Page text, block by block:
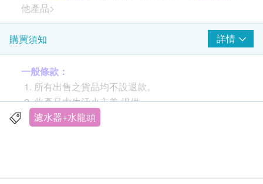
他產品>
購買須知 詳情
一般條款：
所有出售之貨品均不設退款。
此產品由生活小主義 提供。
如有任何爭議，生活小主義 及健康網購
濾水器+水龍頭